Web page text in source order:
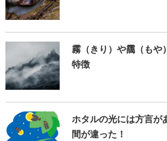
霧（きり）や靄（もや
特徴
ホタルの光には方言が
間が違った！